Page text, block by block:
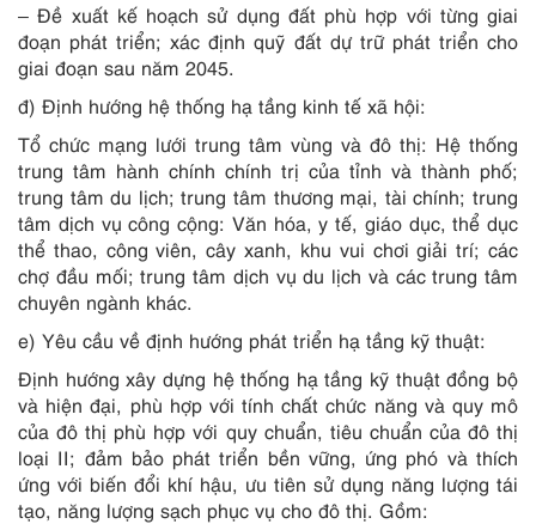
– Đề xuất kế hoạch sử dụng đất phù hợp với từng giai
đoạn phát triển; xác định quỹ đất dự trữ phát triển cho
giai đoạn sau năm 2045.
đ) Định hướng hệ thống hạ tầng kinh tế xã hội:
Tổ chức mạng lưới trung tâm vùng và đô thị: Hệ thống
trung tâm hành chính chính trị của tỉnh và thành phố;
trung tâm du lịch; trung tâm thương mại, tài chính; trung
tâm dịch vụ công cộng: Văn hóa, y tế, giáo dục, thể dục
thể thao, công viên, cây xanh, khu vui chơi giải trí; các
chợ đầu mối; trung tâm dịch vụ du lịch và các trung tâm
chuyên ngành khác.
e) Yêu cầu về định hướng phát triển hạ tầng kỹ thuật:
Định hướng xây dựng hệ thống hạ tầng kỹ thuật đồng bộ
và hiện đại, phù hợp với tính chất chức năng và quy mô
của đô thị phù hợp với quy chuẩn, tiêu chuẩn của đô thị
loại II; đảm bảo phát triển bền vững, ứng phó và thích
ứng với biến đổi khí hậu, ưu tiên sử dụng năng lượng tái
tạo, năng lượng sạch phục vụ cho đô thị. Gồm: